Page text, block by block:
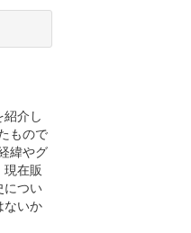
介し
もので
緯やグ
在販
につい
ないか